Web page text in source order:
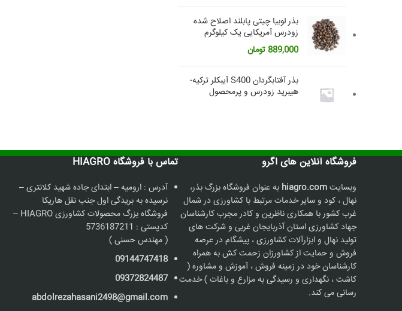
اصلی:
2,600,000 تومان
بود.
فعلی:
بذر لوبیا چیتی پابلند اصلاح شده
زودرس آمریکایی یک کیلوگرم
889,000تومان
بذر آفتابگردان S400 آیبکلر ترکیه-
هیبرید زودرس و پرمحصول
فروشگاه آنلاین های اگرو
وبسایتhiagro.com به عنوان فروشگاه بزرگ بذر،
نهال ، کود و سایر خدمات مرتبط با کشاورزی در شمال
غرب کشور با همکاری ناظرین و کادر مجرب کارشناسان
جهاد کشاورزی استان آذربایجان غربی و شرکت های
تولید نهال و ابزارآلات کشاورزی ، پیشگام در عرصه
فروش و حمایت از کشاورزان زحمت کش به همراه
کارشناسان خود در زمینه فروش ، آموزش و مشاوره (
کاشت ، نگهداری و رسیدگی به مزارع و باغات ) خدمت
رسانی می کند.
تماس با فروشگاه HIAGRO
آدرس : ارومیه – ابتدای جاده شهید کلانتری –
نرسیده به بریدگی اول جنب نقل هاریکا
فروشگاه بزرگ محصولات کشاورزی HIAGRO –
کدپستی : 5736187211
( مهندس حسنی )
09144747418
09372824487
abdolrezahasani2498@gmail.com